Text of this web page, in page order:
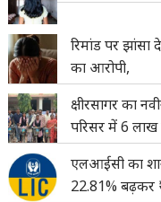
रिमांड पर
का आरोपी,
क्षीरसागर का
परिसर में 6
एलआईसी का
22.81% बढ़कर